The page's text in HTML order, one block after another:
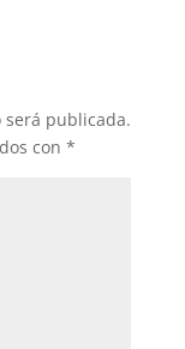
publicada.
con *